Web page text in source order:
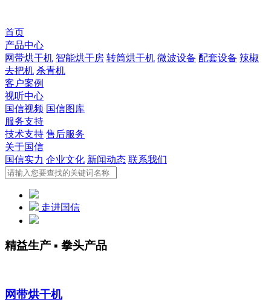
首页
产品中心
网带烘干机 智能烘干房 转筒烘干机 微波设备 配套设备 辣椒
去把机 杀青机
客户案例
视听中心
国信视频 国信图库
服务支持
技术支持 售后服务
关于国信
国信实力 企业文化 新闻动态 联系我们
走进国信
精益生产 ▪ 拳头产品
网带烘干机